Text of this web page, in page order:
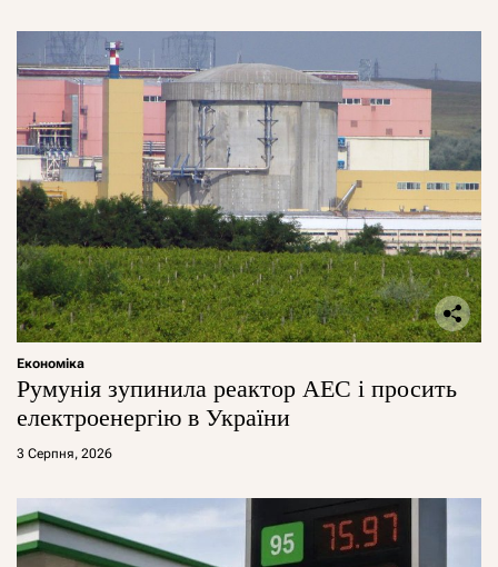
Економіка
Румунія зупинила реактор АЕС і просить
електроенергію в України
3 Серпня, 2026